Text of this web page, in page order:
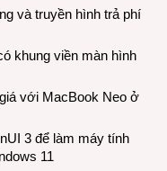
và truyền hình trả phí
khung viền màn hình
với MacBook Neo ở
3 để làm máy tính
11